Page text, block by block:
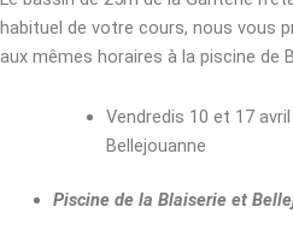
habituel de votre cours, nous vous
aux mêmes horaires à la piscine de
Vendredis 10 et 17
Bellejouanne
Piscine de la Blaiserie et